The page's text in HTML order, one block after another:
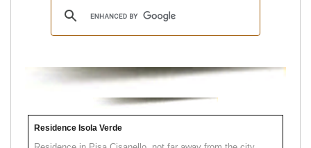
Residence Isola Verde